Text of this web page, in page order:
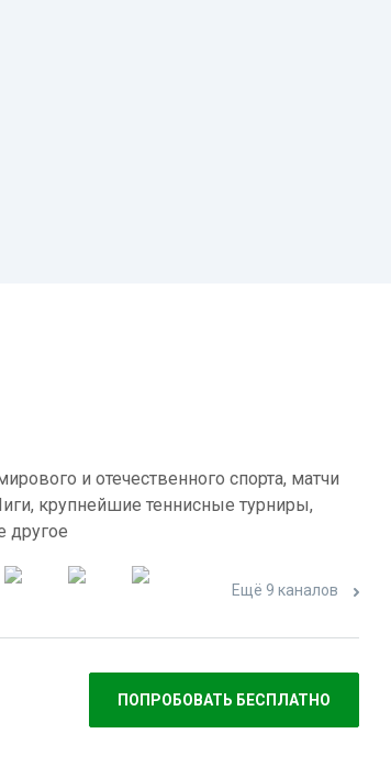
и отечественного спорта, матчи
крупнейшие теннисные турниры,
другое
Ещё 9 каналов
ПОПРОБОВАТЬ БЕСПЛАТНО